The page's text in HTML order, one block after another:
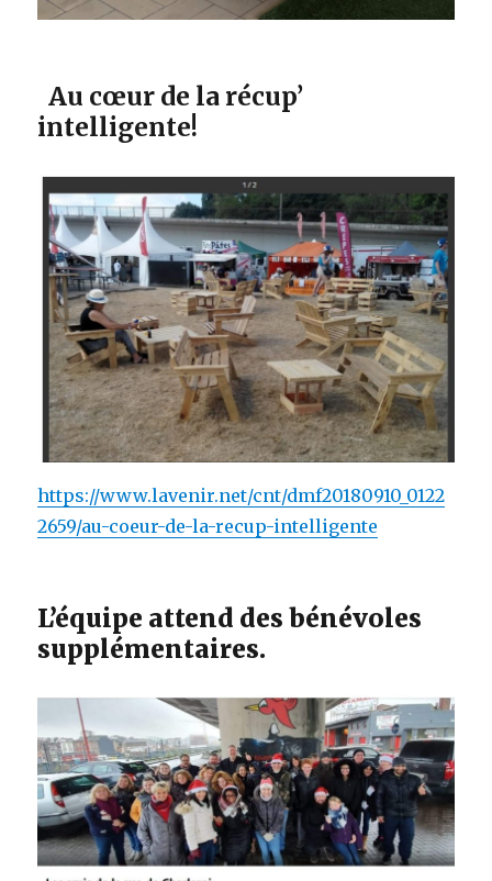
Au cœur de la récup’
intelligente!
https://www.lavenir.net/cnt/dmf20180910_0122
2659/au-coeur-de-la-recup-intelligente
L’équipe attend des bénévoles
supplémentaires.